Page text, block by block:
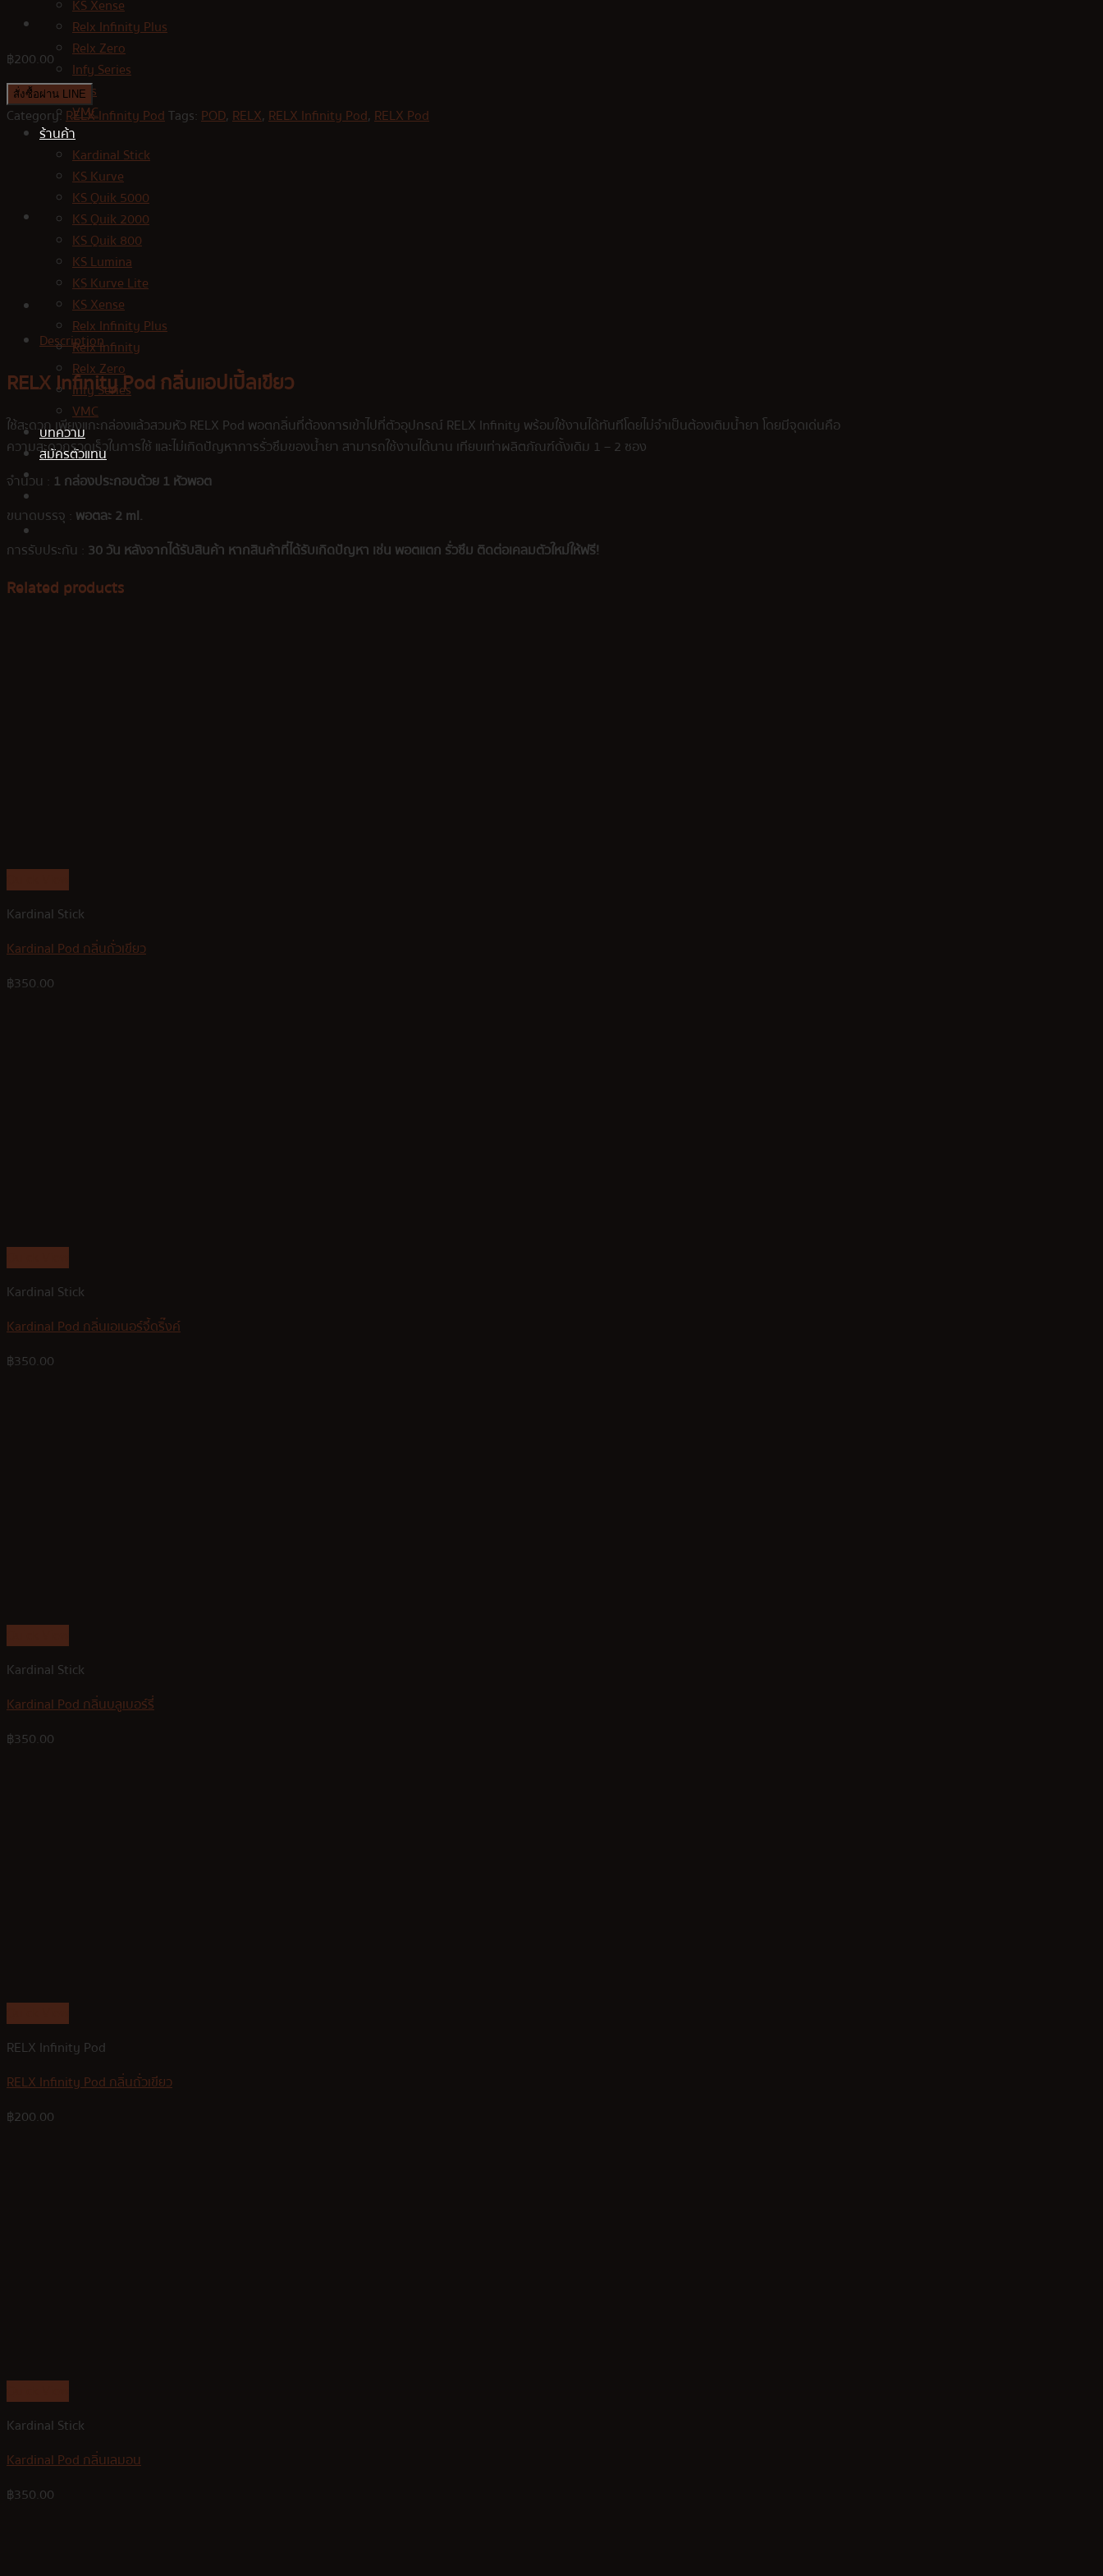
KS Xense
Relx Infinity Plus
Relx Zero
Infy Series
Jues
VMC
ร้านค้า
Kardinal Stick
KS Kurve
KS Quik 5000
KS Quik 2000
KS Quik 800
KS Lumina
KS Kurve Lite
KS Xense
Relx Infinity Plus
Relx Infinity
Relx Zero
Infy Series
VMC
บทความ
สมัครตัวแทน
฿200.00
สั่งซื้อผ่าน LINE
Category:RELX Infinity PodTags:POD,RELX,RELX Infinity Pod,RELX Pod
Description
RELX Infinity Pod กลิ่นแอปเปิ้ลเขียว
ใช้สะดวก เพียงแกะกล่องแล้วสวมหัว RELX Pod พอตกลิ่นที่ต้องการเข้าไปที่ตัวอุปกรณ์ RELX Infinity พร้อมใช้งานได้ทันทีโดยไม่จำเป็นต้องเติมน้ำยา โดยมีจุดเด่นคือ
ความสะดวกรวดเร็วในการใช้ และไม่เกิดปัญหาการรั่วซึมของน้ำยา สามารถใช้งานได้นาน เทียบเท่าผลิตภัณฑ์ดั้งเดิม 1 – 2 ซอง
จำนวน : 1 กล่องประกอบด้วย 1 หัวพอต
ขนาดบรรจุ : พอตละ 2 ml.
การรับประกัน : 30 วัน หลังจากได้รับสินค้า หากสินค้าที่ได้รับเกิดปัญหา เช่น พอตแตก รั่วซึม ติดต่อเคลมตัวใหม่ให้ฟรี!
Related products
Kardinal Stick
Kardinal Pod กลิ่นถั่วเขียว
฿350.00
Kardinal Stick
Kardinal Pod กลิ่นเอเนอร์จี้ดริ๊งค์
฿350.00
Kardinal Stick
Kardinal Pod กลิ่นบลูเบอร์รี่
฿350.00
RELX Infinity Pod
RELX Infinity Pod กลิ่นถั่วเขียว
฿200.00
Kardinal Stick
Kardinal Pod กลิ่นเลมอน
฿350.00